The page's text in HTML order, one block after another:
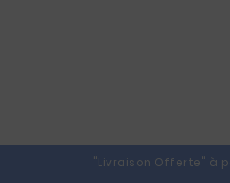
"Livraison Offerte" à